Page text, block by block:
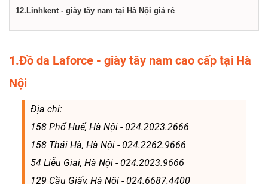
12.Linhkent - giày tây nam tại Hà Nội giá rẻ
1.Đồ da Laforce - giày tây nam cao cấp tại Hà
Nội
Địa chỉ:
158 Phố Huế, Hà Nội - 024.2023.2666
158 Thái Hà, Hà Nội - 024.2262.9666
54 Liễu Giai, Hà Nội - 024.2023.9666
129 Cầu Giấy, Hà Nội - 024.6687.4400